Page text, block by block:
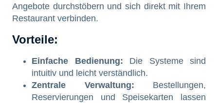
Angebote durchstöbern und sich direkt mit Ihrem
Restaurant verbinden.
Vorteile:
Einfache Bedienung: Die Systeme sind
intuitiv und leicht verständlich.
Zentrale Verwaltung: Bestellungen,
Reservierungen und Speisekarten lassen